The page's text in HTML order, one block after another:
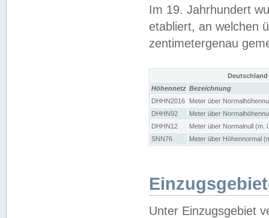
Im 19. Jahrhundert
etabliert, an welchen
zentimetergenau
Höhennetz Bezeichnung
DHHN2016
Meter über
DHHN92
Meter über
DHHN12
Meter über Normalnull (m.
SNN76
Meter über Höhennormal
Unter Einzugsgebiet